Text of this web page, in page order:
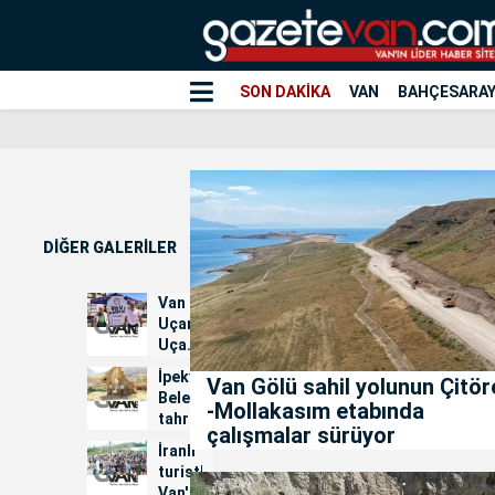
SON DAKİKA VAN BAHÇESARAY
DİĞER GALERİLER
Van
Uçamıyor:
Uçak
Seferleri
İçin
İmza
Kampanyası...
İpekyolu
Belediyesi
tahrip
edilen
kiliseler
için
İranlı
turistler
Van Gölü sahil yolunun
-Mollakasım etabında
çalışmalar sürüyor